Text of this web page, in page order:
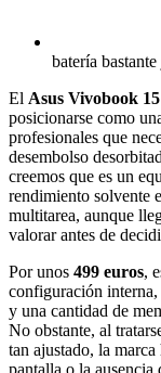
batería bastante
El Asus Vivobook
posicionarse como
profesionales que
desembolso
creemos que es un
rendimiento solvente
multitarea, aunque
valorar antes de
Por unos 499 euros,
configuración
y una cantidad de
No obstante, al
tan ajustado, la
pantalla o la ausencia